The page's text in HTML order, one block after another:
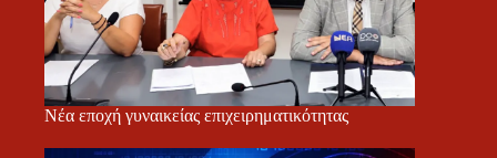
Νέα εποχή γυναικείας επιχειρηματικότητας